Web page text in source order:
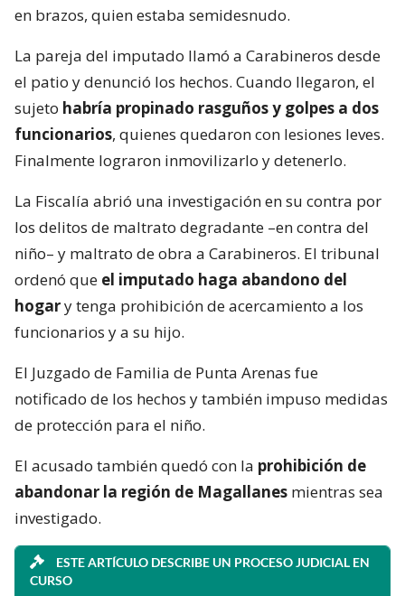
en brazos, quien estaba semidesnudo.
La pareja del imputado llamó a Carabineros desde
el patio y denunció los hechos. Cuando llegaron, el
sujeto habría propinado rasguños y golpes a dos
funcionarios, quienes quedaron con lesiones leves.
Finalmente lograron inmovilizarlo y detenerlo.
La Fiscalía abrió una investigación en su contra por
los delitos de maltrato degradante –en contra del
niño– y maltrato de obra a Carabineros. El tribunal
ordenó que el imputado haga abandono del
hogary tenga prohibición de acercamiento a los
funcionarios y a su hijo.
El Juzgado de Familia de Punta Arenas fue
notificado de los hechos y también impuso medidas
de protección para el niño.
El acusado también quedó con la prohibición de
abandonar la región de Magallanes mientras sea
investigado.
ESTE ARTÍCULO DESCRIBE UN PROCESO JUDICIAL EN
CURSO